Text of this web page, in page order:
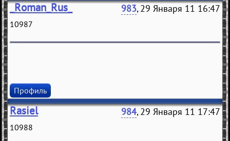
_Roman_Rus_ 983, 29 Января 11 16:47
10987
Профиль
Rasiel 984, 29 Января 11 17:47
10988